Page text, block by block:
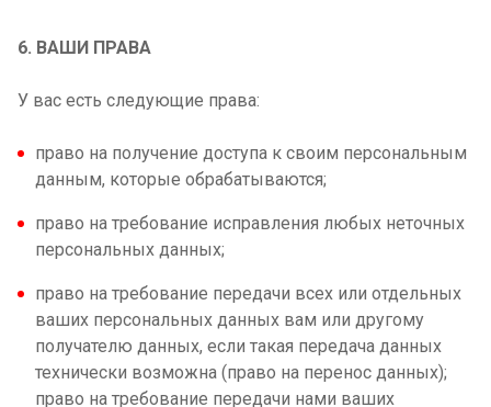
6. ВАШИ ПРАВА
У вас есть следующие права:
право на получение доступа к своим персональным
данным, которые обрабатываются;
право на требование исправления любых неточных
персональных данных;
право на требование передачи всех или отдельных
ваших персональных данных вам или другому
получателю данных, если такая передача данных
технически возможна (право на перенос данных);
право на требование передачи нами ваших